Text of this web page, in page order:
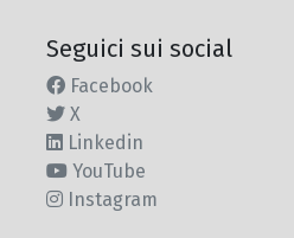
Seguici sui social
Facebook
X
Linkedin
YouTube
Instagram